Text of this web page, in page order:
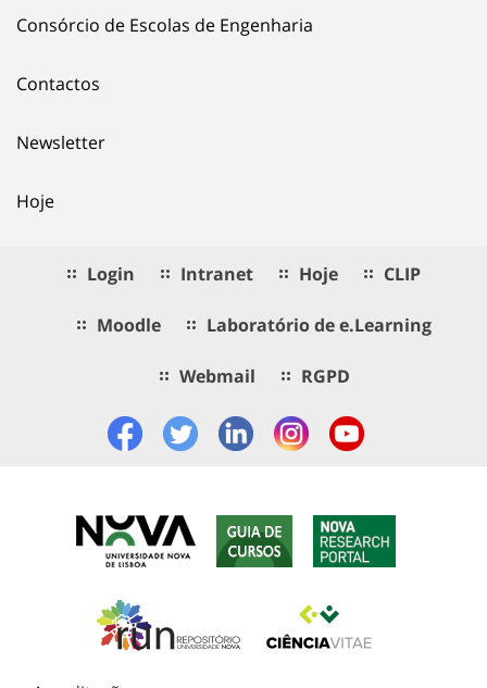
Consórcio de Escolas de Engenharia
Contactos
Newsletter
Hoje
Login Intranet Hoje CLIP
Moodle Laboratório de e.Learning
Webmail RGPD